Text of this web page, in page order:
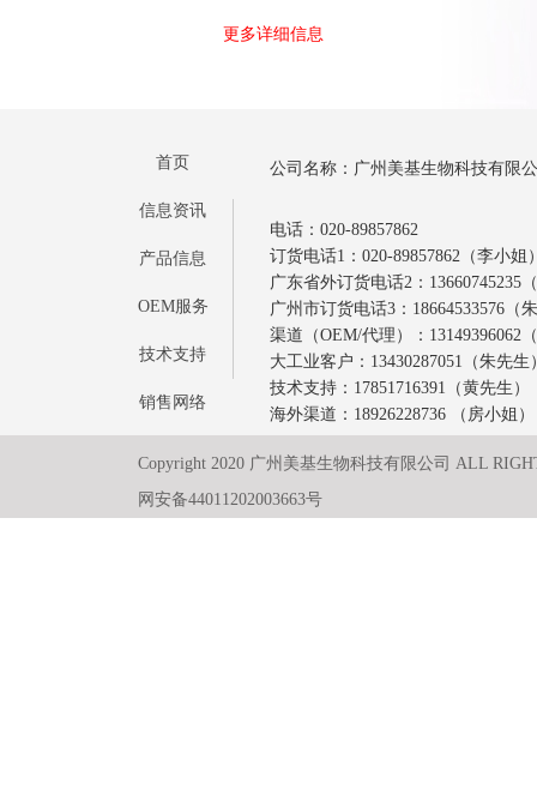
更多详细信息
首页
信息资讯
产品信息
OEM服务
技术支持
销售网络
公司名称：广州美基生物科技有限
电话：020-89857862
订货电话1：020-89857862（李小姐
广东省外订货电话2：13660745235
广州市订货电话3：18664533576（
渠道（OEM/代理）：13149396062
大工业客户：13430287051（朱先生
技术支持：17851716391（黄先生）
海外渠道：18926228736 （房小姐）
Copyright 2020 广州美基生物科技有限公司 ALL
网安备44011202003663号